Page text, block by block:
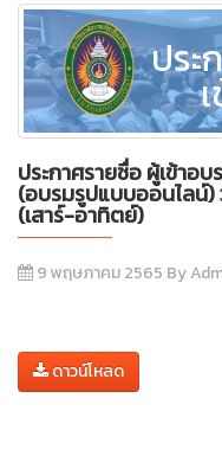
ประ
ประกาศรายชื่อ ผู้เข้าอ
(อบรมรูปแบบออนไลน์
(เสาร์-อาทิตย์)
9 พฤษภาคม 2565 By
ดาวน์โหลด